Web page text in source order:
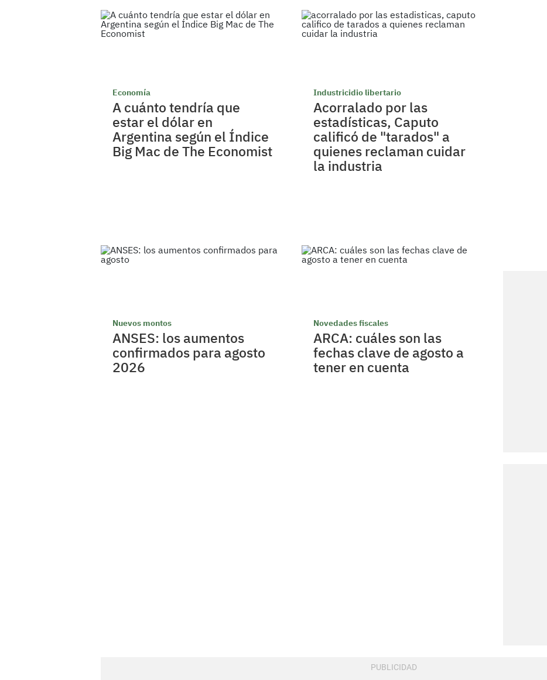
Economía
A cuánto tendría que
estar el dólar en
Argentina según el Índice
Big Mac de The Economist
Industricidio libertario
Acorralado por las
estadísticas, Caputo
calificó de "tarados" a
quienes reclaman cuidar
la industria
Nuevos montos
ANSES: los aumentos
confirmados para agosto
2026
Novedades fiscales
ARCA: cuáles son las
fechas clave de agosto a
tener en cuenta